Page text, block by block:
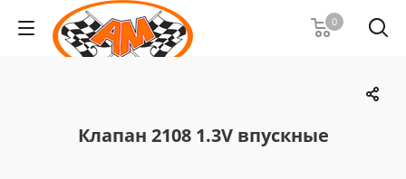
0
Клапан 2108 1.3V впускные